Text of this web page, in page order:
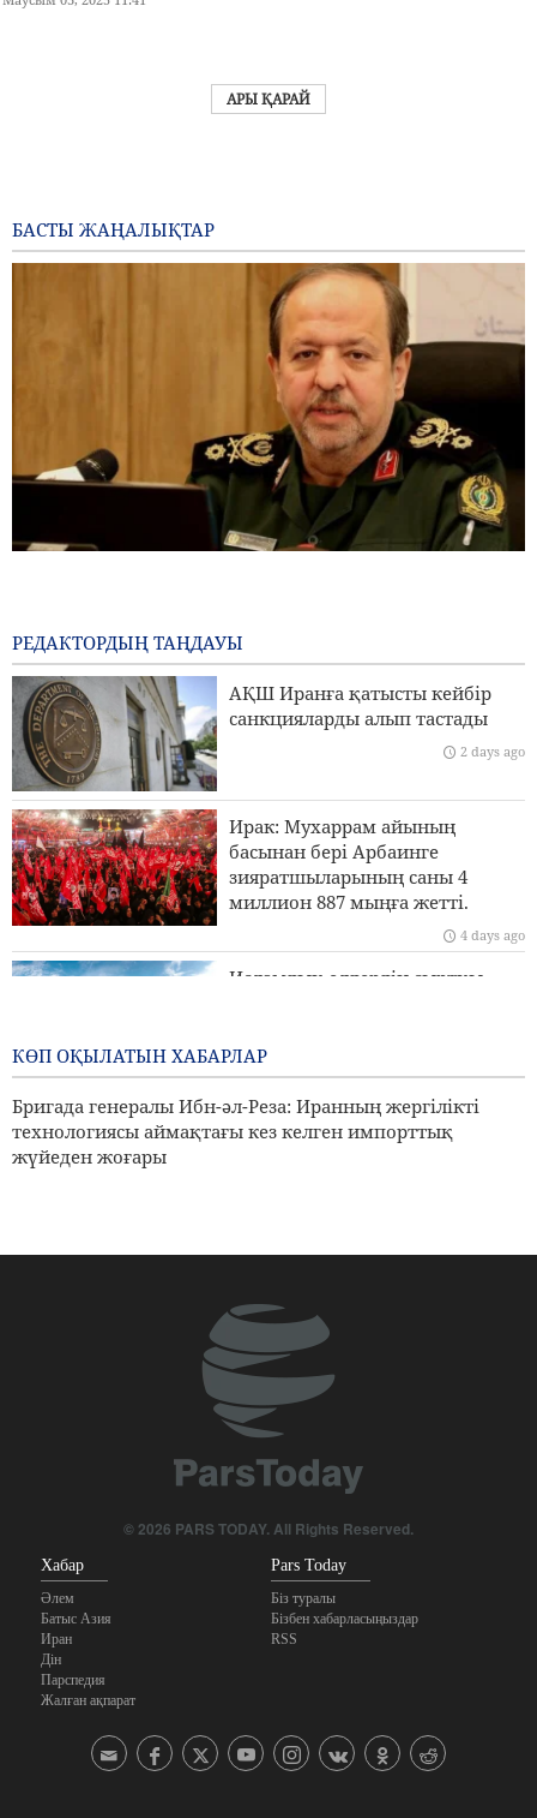
АРЫ ҚАРАЙ
БАСТЫ ЖАҢАЛЫҚТАР
2 days ago
Пезешкиан: Біз келіссөздер процесіндегі Палестина
көшбасшыларының әрбір шешімін қолдаймыз
Сананың Эр-Риядқа қатаң ескертуі
Ормуз бұғазы үстінде MQ9 дроны жойылды
Иран Сыртқы істер министрлігі: Біз Иранды заңды
түрде қорғау үшін барлық құралдарды пайдаланамыз
РЕДАКТОРДЫҢ ТАҢДАУЫ
АҚШ Иранға қатысты кейбір
санкцияларды алып тастады
2 days ago
Ирак: Мухаррам айының
басынан бері Арбаинге
зияратшыларының саны 4
миллион 887 мыңға жетті.
4 days ago
Исламдық елдердің сыртқы
әрекеттеріне қарсы тұру үшін
бас қосады
4 days ago
КӨП ОҚЫЛАТЫН ХАБАРЛАР
Бригада генералы Ибн-әл-Реза: Иранның жергілікті
технологиясы аймақтағы кез келген импорттық
жүйеден жоғары
© 2026 PARS TODAY. All Rights Reserved.
Хабар
Әлем
Батыс Азия
Иран
Дін
Парспедия
Жалған ақпарат
Pars Today
Біз туралы
Бізбен хабарласыңыздар
RSS